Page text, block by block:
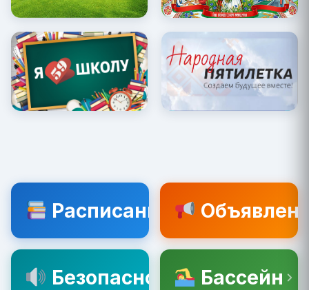
Расписание
Безопасность Бассейн